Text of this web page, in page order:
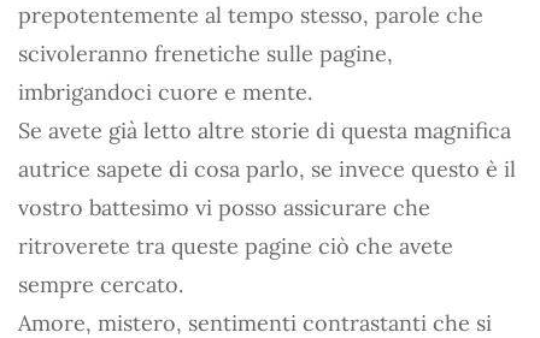
prepotentemente al tempo stesso, parole che
scivoleranno frenetiche sulle pagine,
imbrigandoci cuore e mente.
Se avete già letto altre storie di questa magnifica
autrice sapete di cosa parlo, se invece questo è il
vostro battesimo vi posso assicurare che
ritroverete tra queste pagine ciò che avete
sempre cercato.
Amore, mistero, sentimenti contrastanti che si